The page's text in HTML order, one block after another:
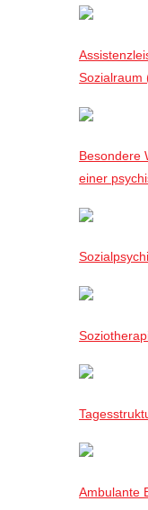
Sozialraum
Besondere
einer
Ambulante